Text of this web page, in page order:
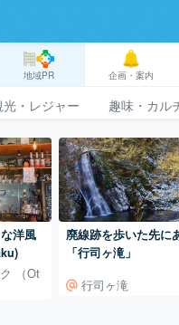
地域PR 企画・案内
光・レジャー 趣味・カル
洋風
（Ot
廃線跡を歩いた先に
「行司ヶ滝」
行司ヶ滝